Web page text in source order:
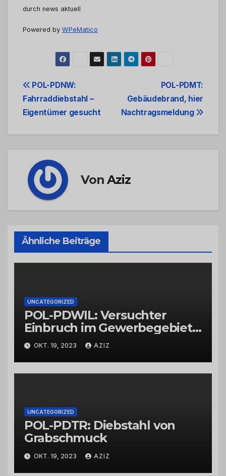
durch news aktuell
Powered by WPeMatico
Beitrags-
Navigation
POL-PDMT:
Gebäudebrand, hier
Nachtragsmeldung
POL-PDNW:
Fahrraddiebstahl –
Eigentümer gesucht
VonAziz
Ähnliche Beiträge
UNCATEGORIZED
POL-PDWIL: Versuchter
Einbruch im Gewerbegebiet
Wittlich
OKT. 19, 2023 AZIZ
UNCATEGORIZED
POL-PDTR: Diebstahl von
Grabschmuck
OKT. 19, 2023 AZIZ